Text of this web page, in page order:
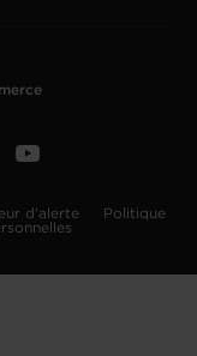
d'alerte
Politique